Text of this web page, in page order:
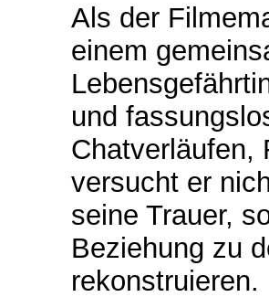
Als der
einem
und
Chatverläufen,
versucht er
seine Trauer,
Beziehung zu